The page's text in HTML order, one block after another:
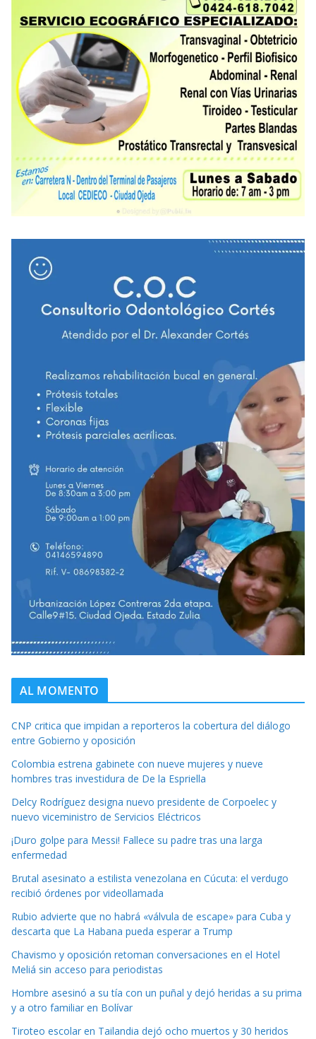
AL MOMENTO
CNP critica que impidan a reporteros la cobertura del diálogo
entre Gobierno y oposición
Colombia estrena gabinete con nueve mujeres y nueve
hombres tras investidura de De la Espriella
Delcy Rodríguez designa nuevo presidente de Corpoelec y
nuevo viceministro de Servicios Eléctricos
¡Duro golpe para Messi! Fallece su padre tras una larga
enfermedad
Brutal asesinato a estilista venezolana en Cúcuta: el verdugo
recibió órdenes por videollamada
Rubio advierte que no habrá «válvula de escape» para Cuba y
descarta que La Habana pueda esperar a Trump
Chavismo y oposición retoman conversaciones en el Hotel
Meliá sin acceso para periodistas
Hombre asesinó a su tía con un puñal y dejó heridas a su prima
y a otro familiar en Bolívar
Tiroteo escolar en Tailandia dejó ocho muertos y 30 heridos